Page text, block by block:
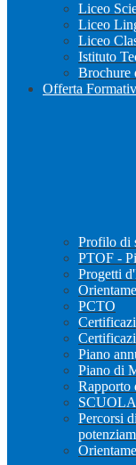
Liceo
Liceo
Liceo
Istituto
Brochure
Offerta
Profilo di
PTOF -
Progetti
PCTO
Piano
Piano di
Rapporto
Percorsi